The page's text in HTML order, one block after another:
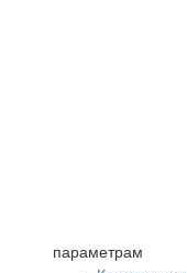
параметрам